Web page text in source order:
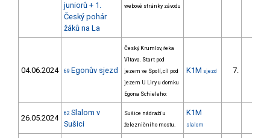
juniorů + 1.
Český pohár
žáků na La
webové stránky závodu
04.06.2024 69 Egonův sjezd
Český Krumlov, řeka
Vltava. Start pod
jezem ve Spolí, cíl pod
jezem U Liry u domku
Egona Schieleho:
K1M sjezd 7.
26.05.2024 62 Slalom v
Sušici
Sušice nádraží u
železničního mostu.
K1M
slalom